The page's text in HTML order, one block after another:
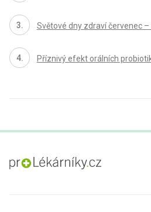
Světové dny zdraví červenec –
Příznivý efekt orálních
proLékaře.cz